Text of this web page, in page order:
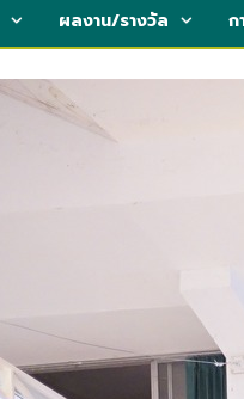
ผลงาน/รางวัล